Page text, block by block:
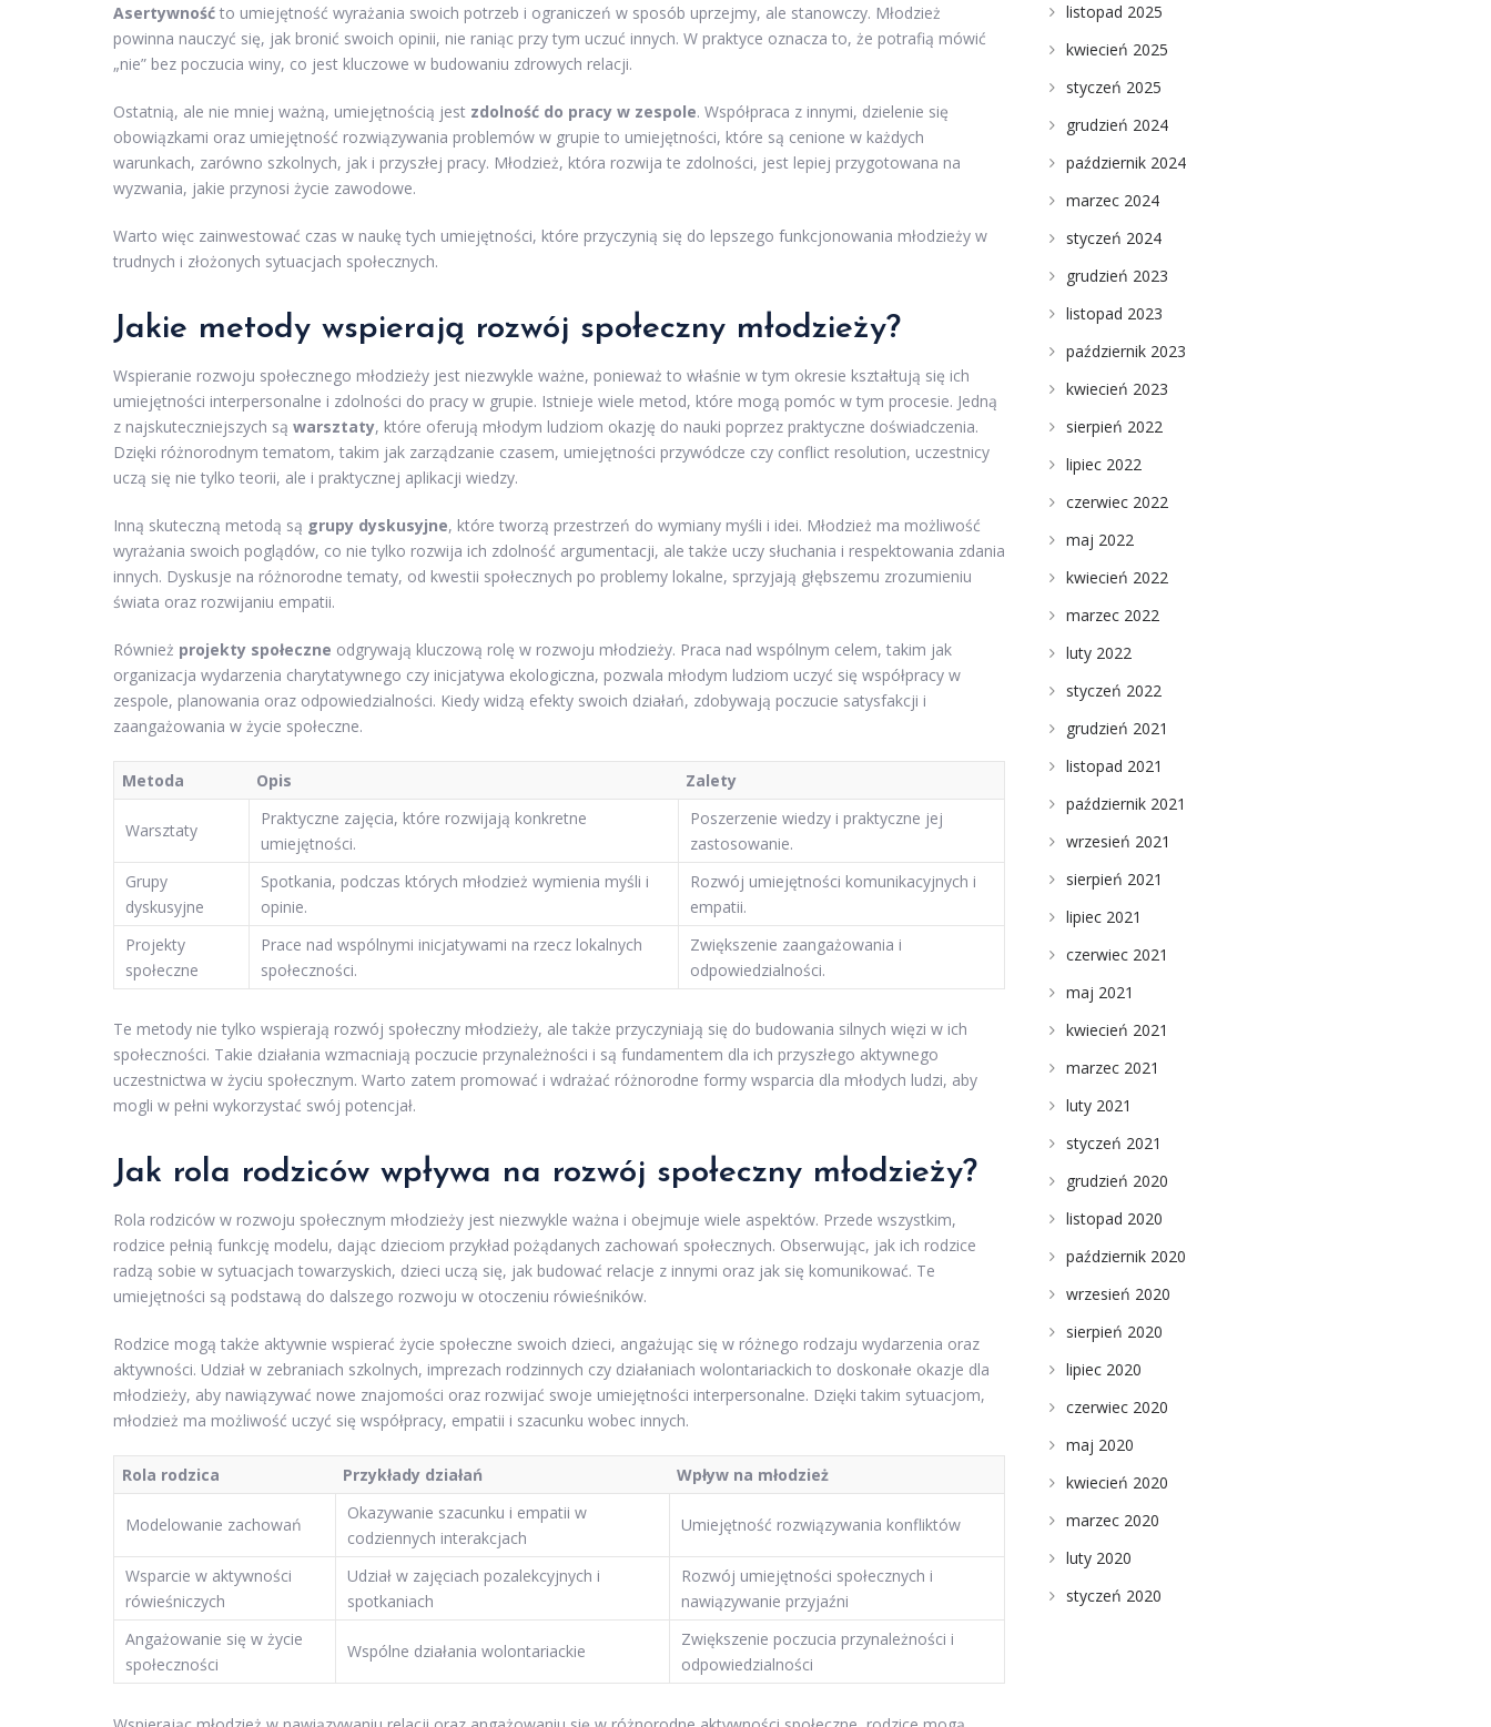
Asertywność to umiejętność wyrażania swoich potrzeb i ograniczeń w sposób uprzejmy, ale stanowczy. Młodzież
powinna nauczyć się, jak bronić swoich opinii, nie raniąc przy tym uczuć innych. W praktyce oznacza to, że potrafią mówić
„nie” bez poczucia winy, co jest kluczowe w budowaniu zdrowych relacji.
Ostatnią, ale nie mniej ważną, umiejętnością jest zdolność do pracy w zespole. Współpraca z innymi, dzielenie się
obowiązkami oraz umiejętność rozwiązywania problemów w grupie to umiejętności, które są cenione w każdych
warunkach, zarówno szkolnych, jak i przyszłej pracy. Młodzież, która rozwija te zdolności, jest lepiej przygotowana na
wyzwania, jakie przynosi życie zawodowe.
Warto więc zainwestować czas w naukę tych umiejętności, które przyczynią się do lepszego funkcjonowania młodzieży w
trudnych i złożonych sytuacjach społecznych.
Jakie metody wspierają rozwój społeczny młodzieży?
Wspieranie rozwoju społecznego młodzieży jest niezwykle ważne, ponieważ to właśnie w tym okresie kształtują się ich
umiejętności interpersonalne i zdolności do pracy w grupie. Istnieje wiele metod, które mogą pomóc w tym procesie. Jedną
z najskuteczniejszych są warsztaty, które oferują młodym ludziom okazję do nauki poprzez praktyczne doświadczenia.
Dzięki różnorodnym tematom, takim jak zarządzanie czasem, umiejętności przywódcze czy conflict resolution, uczestnicy
uczą się nie tylko teorii, ale i praktycznej aplikacji wiedzy.
Inną skuteczną metodą są grupy dyskusyjne, które tworzą przestrzeń do wymiany myśli i idei. Młodzież ma możliwość
wyrażania swoich poglądów, co nie tylko rozwija ich zdolność argumentacji, ale także uczy słuchania i respektowania zdania
innych. Dyskusje na różnorodne tematy, od kwestii społecznych po problemy lokalne, sprzyjają głębszemu zrozumieniu
świata oraz rozwijaniu empatii.
Również projekty społeczne odgrywają kluczową rolę w rozwoju młodzieży. Praca nad wspólnym celem, takim jak
organizacja wydarzenia charytatywnego czy inicjatywa ekologiczna, pozwala młodym ludziom uczyć się współpracy w
zespole, planowania oraz odpowiedzialności. Kiedy widzą efekty swoich działań, zdobywają poczucie satysfakcji i
zaangażowania w życie społeczne.
Metoda Opis Zalety
Warsztaty
Praktyczne zajęcia, które rozwijają konkretne
umiejętności.
Poszerzenie wiedzy i praktyczne jej
zastosowanie.
Grupy
dyskusyjne
Spotkania, podczas których młodzież wymienia myśli i
opinie.
Rozwój umiejętności komunikacyjnych i
empatii.
Projekty
społeczne
Prace nad wspólnymi inicjatywami na rzecz lokalnych
społeczności.
Zwiększenie zaangażowania i
odpowiedzialności.
Te metody nie tylko wspierają rozwój społeczny młodzieży, ale także przyczyniają się do budowania silnych więzi w ich
społeczności. Takie działania wzmacniają poczucie przynależności i są fundamentem dla ich przyszłego aktywnego
uczestnictwa w życiu społecznym. Warto zatem promować i wdrażać różnorodne formy wsparcia dla młodych ludzi, aby
mogli w pełni wykorzystać swój potencjał.
Jak rola rodziców wpływa na rozwój społeczny młodzieży?
Rola rodziców w rozwoju społecznym młodzieży jest niezwykle ważna i obejmuje wiele aspektów. Przede wszystkim,
rodzice pełnią funkcję modelu, dając dzieciom przykład pożądanych zachowań społecznych. Obserwując, jak ich rodzice
radzą sobie w sytuacjach towarzyskich, dzieci uczą się, jak budować relacje z innymi oraz jak się komunikować. Te
umiejętności są podstawą do dalszego rozwoju w otoczeniu rówieśników.
Rodzice mogą także aktywnie wspierać życie społeczne swoich dzieci, angażując się w różnego rodzaju wydarzenia oraz
aktywności. Udział w zebraniach szkolnych, imprezach rodzinnych czy działaniach wolontariackich to doskonałe okazje dla
młodzieży, aby nawiązywać nowe znajomości oraz rozwijać swoje umiejętności interpersonalne. Dzięki takim sytuacjom,
młodzież ma możliwość uczyć się współpracy, empatii i szacunku wobec innych.
Rola rodzica Przykłady działań Wpływ na młodzież
Modelowanie zachowań
Okazywanie szacunku i empatii w
codziennych interakcjach
Umiejętność rozwiązywania konfliktów
Wsparcie w aktywności
rówieśniczych
Udział w zajęciach pozalekcyjnych i
spotkaniach
Rozwój umiejętności społecznych i
nawiązywanie przyjaźni
Angażowanie się w życie
społeczności
Wspólne działania wolontariackie
Zwiększenie poczucia przynależności i
odpowiedzialności
listopad 2025
kwiecień 2025
styczeń 2025
grudzień 2024
październik 2024
marzec 2024
styczeń 2024
grudzień 2023
listopad 2023
październik 2023
kwiecień 2023
sierpień 2022
lipiec 2022
czerwiec 2022
maj 2022
kwiecień 2022
marzec 2022
luty 2022
styczeń 2022
grudzień 2021
listopad 2021
październik 2021
wrzesień 2021
sierpień 2021
lipiec 2021
czerwiec 2021
maj 2021
kwiecień 2021
marzec 2021
luty 2021
styczeń 2021
grudzień 2020
listopad 2020
październik 2020
wrzesień 2020
sierpień 2020
lipiec 2020
czerwiec 2020
maj 2020
kwiecień 2020
marzec 2020
luty 2020
styczeń 2020